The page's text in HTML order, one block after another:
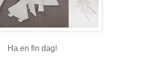
Ha en fin dag!